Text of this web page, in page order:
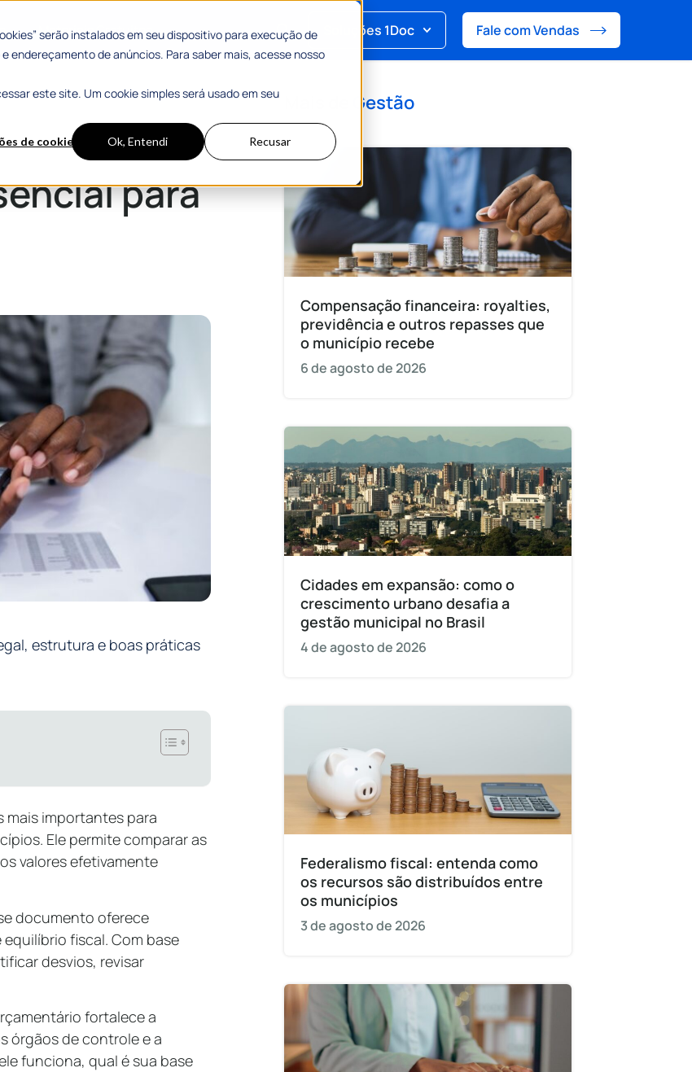
serão instalados em seu dispositivo para execução de
endereçamento de anúncios. Para saber mais, acesse nosso
este site. Um cookie simples será usado em seu
de cookies Ok, Entendi Recusar
Materiais Gratuitos Soluções 1Doc Fale com Vendas
para
estrutura e boas práticas
mais importantes para
Ele permite comparar as
valores efetivamente
documento oferece
fiscal. Com base
desvios, revisar
fortalece a
órgãos de controle e a
funciona, qual é sua base
Gestão
Compensação financeira: royalties,
previdência e outros repasses que
o município recebe
6 de agosto de 2026
Cidades em expansão: como o
crescimento urbano desafia a
gestão municipal no Brasil
4 de agosto de 2026
Federalismo fiscal: entenda como
os recursos são distribuídos entre
os municípios
3 de agosto de 2026